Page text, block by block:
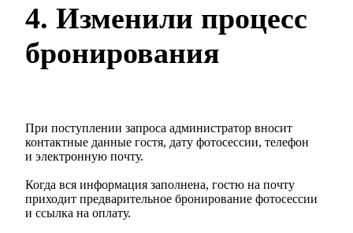
4. Изменили процесс
бронирования
При поступлении запроса администратор вносит
контактные данные гостя, дату фотосессии, телефон
и электронную почту.
Когда вся информация заполнена, гостю на почту
приходит предварительное бронирование фотосессии
и ссылка на оплату.